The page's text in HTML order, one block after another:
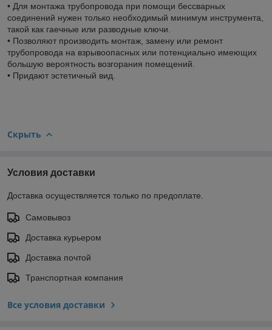
• Для монтажа трубопровода при помощи бессварных
соединений нужен только необходимый минимум инструмента,
такой как гаечные или разводные ключи.
• Позволяют производить монтаж, замену или ремонт
трубопровода на взрывоопасных или потенциально имеющих
большую вероятность возгорания помещений.
• Придают эстетичный вид.
Скрыть
Условия доставки
Доставка осуществляется только по предоплате.
Самовывоз
Доставка курьером
Доставка почтой
Транспортная компания
Все условия доставки